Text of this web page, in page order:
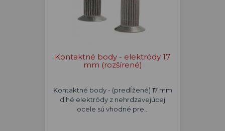
Kontaktné body - elektródy 17
mm (rozšírené)
Kontaktné body - (predĺžené) 17 mm
dlhé elektródy z nehrdzavejúcej
ocele sú vhodné pre…